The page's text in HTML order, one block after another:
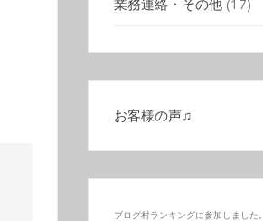
お客様の声♫
ブログ村ランキングに参加しました。